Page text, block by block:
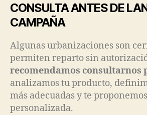
CONSULTA ANTES DE
CAMPAÑA
Algunas urbanizaciones son
permiten reparto sin
recomendamos consultarnos
analizamos tu producto,
más adecuadas y te
personalizada.